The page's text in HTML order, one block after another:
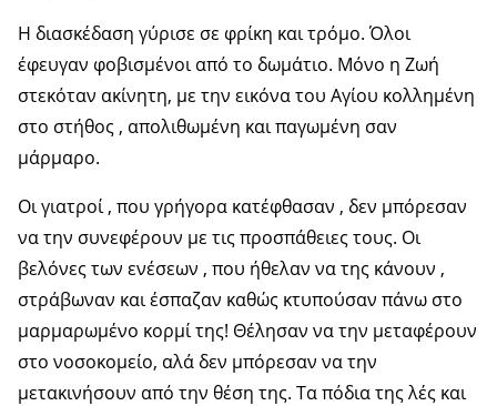
Η διασκέδαση γύρισε σε φρίκη και τρόμο. Όλοι
έφευγαν φοβισμένοι από το δωμάτιο. Μόνο η Ζωή
στεκόταν ακίνητη, με την εικόνα του Αγίου κολλημένη
στο στήθος , απολιθωμένη και παγωμένη σαν
μάρμαρο.
Οι γιατροί , που γρήγορα κατέφθασαν , δεν μπόρεσαν
να την συνεφέρουν με τις προσπάθειες τους. Οι
βελόνες των ενέσεων , που ήθελαν να της κάνουν ,
στράβωναν και έσπαζαν καθώς κτυπούσαν πάνω στο
μαρμαρωμένο κορμί της! Θέλησαν να την μεταφέρουν
στο νοσοκομείο, αλά δεν μπόρεσαν να την
μετακινήσουν από την θέση της. Τα πόδια της λές και